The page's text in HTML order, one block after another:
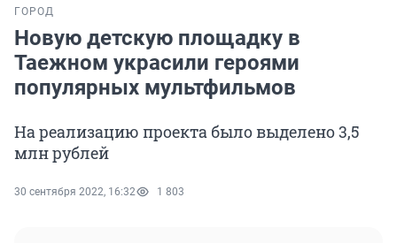
ГОРОД
Новую детскую площадку в
Таежном украсили героями
популярных мультфильмов
На реализацию проекта было выделено 3,5
млн рублей
30 сентября 2022, 16:32 1 803